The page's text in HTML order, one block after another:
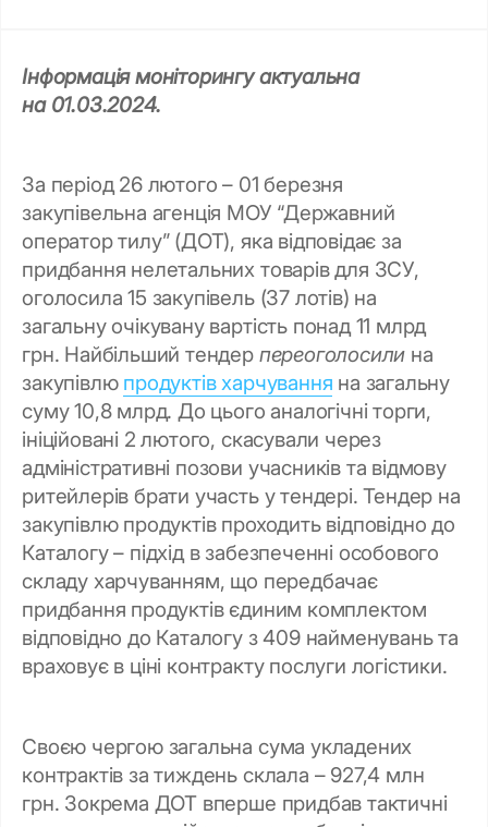
Інформація моніторингу актуальна
на 01.03.2024.
За період 26 лютого – 01 березня
закупівельна агенція МОУ “Державний
оператор тилу” (ДОТ), яка відповідає за
придбання нелетальних товарів для ЗСУ,
оголосила 15 закупівель (37 лотів) на
загальну очікувану вартість понад 11 млрд
грн. Найбільший тендер переоголосили на
закупівлю продуктів харчування на загальну
суму 10,8 млрд. До цього аналогічні торги,
ініційовані 2 лютого, скасували через
адміністративні позови учасників та відмову
ритейлерів брати участь у тендері. Тендер на
закупівлю продуктів проходить відповідно до
Каталогу – підхід в забезпеченні особового
складу харчуванням, що передбачає
придбання продуктів єдиним комплектом
відповідно до Каталогу з 409 найменувань та
враховує в ціні контракту послуги логістики.
Своєю чергою загальна сума укладених
контрактів за тиждень склала – 927,4 млн
грн. Зокрема ДОТ вперше придбав тактичні